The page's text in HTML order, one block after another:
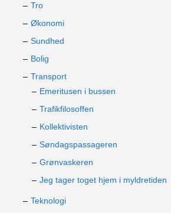
Tro
Økonomi
Sundhed
Bolig
Transport
Emeritusen i bussen
Trafikfilosoffen
Kollektivisten
Søndagspassageren
Grønvaskeren
Jeg tager toget hjem i myldretiden
Teknologi